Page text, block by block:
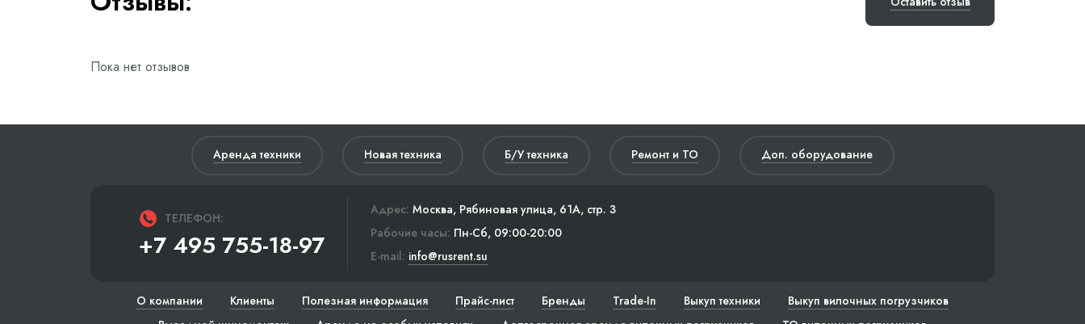
Пока нет отзывов
Аренда техники Новая техника Б/У техника Ремонт и ТО Доп. оборудование
ТЕЛЕФОН:
+7 495 755-18-97
Адрес: Москва, Рябиновая улица, 61А, стр. 3
Рабочие часы: Пн-Сб, 09:00-20:00
E-mail: info@rusrent.su
О компании Клиенты Полезная информация Прайс-лист Бренды Trade-In Выкуп техники
Выкуп вилочных погрузчиков